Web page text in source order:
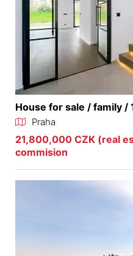
House for sale / family /
Praha
21,800,000 CZK (real
commision